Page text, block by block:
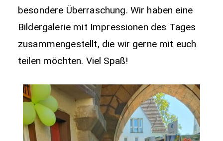
besondere Überraschung. Wir haben eine
Bildergalerie mit Impressionen des Tages
zusammengestellt, die wir gerne mit euch
teilen möchten. Viel Spaß!